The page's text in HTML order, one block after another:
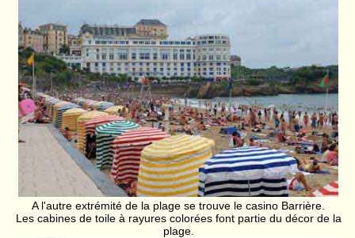
A l'autre extrémité de la plage se trouve le casino Barrière.
Les cabines de toile à rayures colorées font partie du décor de la
plage.